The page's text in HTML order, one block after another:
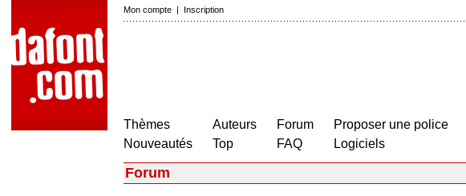
Mon compte | Inscription
Thèmes
Nouveautés
Auteurs
Top
Forum
FAQ
Proposer une police
Logiciels
Forum